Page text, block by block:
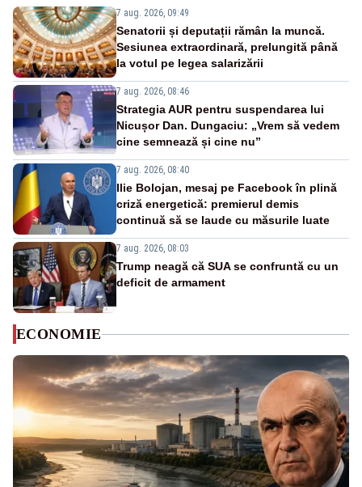
7 aug. 2026, 09:49
Senatorii și deputații rămân la muncă.
Sesiunea extraordinară, prelungită până
la votul pe legea salarizării
7 aug. 2026, 08:46
Strategia AUR pentru suspendarea lui
Nicușor Dan. Dungaciu: „Vrem să vedem
cine semnează și cine nu”
7 aug. 2026, 08:40
Ilie Bolojan, mesaj pe Facebook în plină
criză energetică: premierul demis
continuă să se laude cu măsurile luate
7 aug. 2026, 08:03
Trump neagă că SUA se confruntă cu un
deficit de armament
ECONOMIE